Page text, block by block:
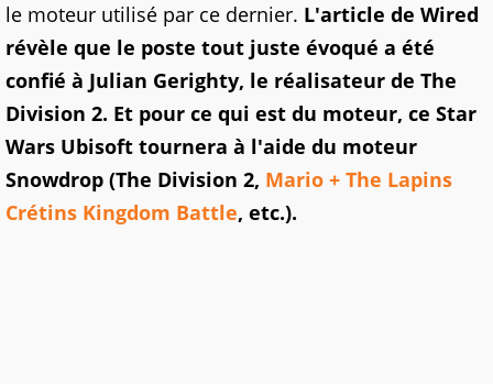
le moteur utilisé par ce dernier. L'article de Wired
révèle que le poste tout juste évoqué a été
confié à Julian Gerighty, le réalisateur de The
Division 2. Et pour ce qui est du moteur, ce Star
Wars Ubisoft tournera à l'aide du moteur
Snowdrop (The Division 2, Mario + The Lapins
Crétins Kingdom Battle, etc.).